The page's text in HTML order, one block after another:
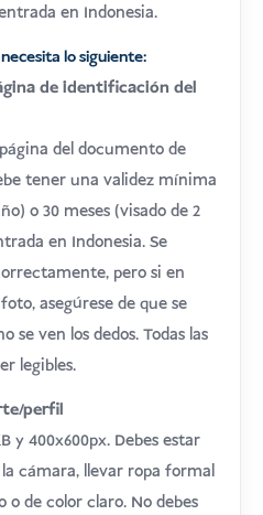
en Indonesia.
lo siguiente:
de identificación del
del documento de
tener una validez mínima
o 30 meses (visado de 2
en Indonesia. Se
pero si en
asegúrese de que se
se ven los dedos. Todas las
legibles.
perfil
y 400x600px. Debes estar
cámara, llevar ropa formal
o de color claro. No debes